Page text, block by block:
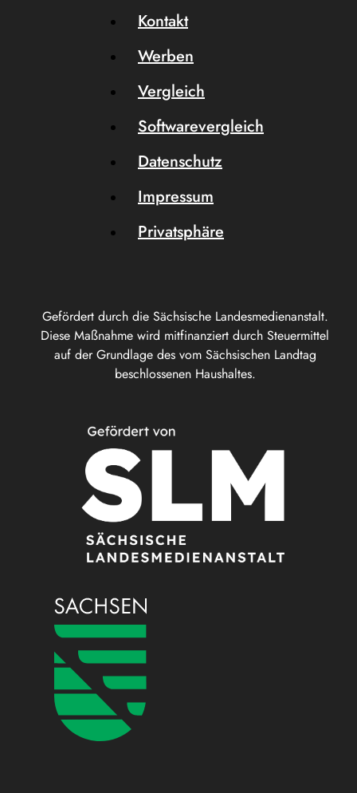
Gefördert durch die Sächsische Landesmedienanstalt.
Diese Maßnahme wird mitfinanziert durch Steuermittel
auf der Grundlage des vom Sächsischen Landtag
beschlossenen Haushaltes.
Kontakt
Werben
Vergleich
Softwarevergleich
Datenschutz
Impressum
Privatsphäre